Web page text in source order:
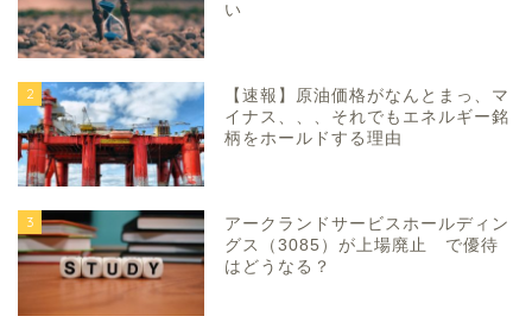
い
2
【速報】原油価格がなんとまっ、マ
イナス、、、それでもエネルギー銘
柄をホールドする理由
3
アークランドサービスホールディン
グス（3085）が上場廃止 で優待
はどうなる？